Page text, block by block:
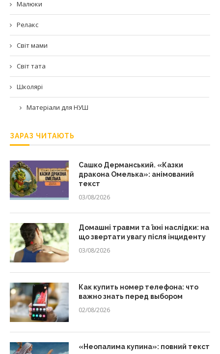
Малюки
Релакс
Світ мами
Світ тата
Школярі
Матеріали для НУШ
ЗАРАЗ ЧИТАЮТЬ
Сашко Дерманський. «Казки
дракона Омелька»: анімований
текст
03/08/2026
Домашні травми та їхні наслідки: на
що звертати увагу після інциденту
03/08/2026
Как купить номер телефона: что
важно знать перед выбором
02/08/2026
«Неопалима купина»: повний текст